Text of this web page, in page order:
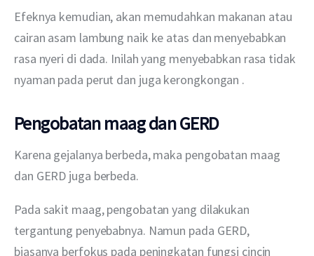
Efeknya kemudian, akan memudahkan makanan atau
cairan asam lambung naik ke atas dan menyebabkan
rasa nyeri di dada. Inilah yang menyebabkan rasa tidak
nyaman pada perut dan juga kerongkongan .
Pengobatan maag dan GERD
Karena gejalanya berbeda, maka pengobatan maag
dan GERD juga berbeda.
Pada sakit maag, pengobatan yang dilakukan
tergantung penyebabnya. Namun pada GERD,
biasanya berfokus pada peningkatan fungsi cincin